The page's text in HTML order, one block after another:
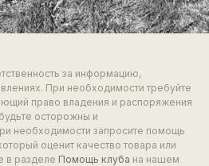
за информацию,
При необходимости требуйте
право владения и распоряжения
осторожны и
необходимости запросите помощь
оценит качество товара или
в разделе Помощь клуба на нашем